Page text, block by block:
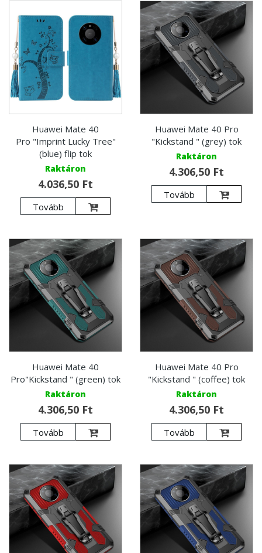
Huawei Mate 40
Pro "Imprint Lucky Tree"
(blue) flip tok
Raktáron
4.036,50 Ft
Tovább
Huawei Mate 40 Pro
"Kickstand " (grey) tok
Raktáron
4.306,50 Ft
Tovább
Huawei Mate 40
Pro"Kickstand " (green) tok
Raktáron
4.306,50 Ft
Tovább
Huawei Mate 40 Pro
"Kickstand " (coffee) tok
Raktáron
4.306,50 Ft
Tovább